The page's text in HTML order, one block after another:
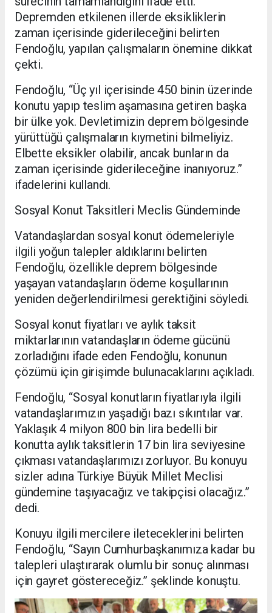
Depremden etkilenen illerde eksikliklerin
zaman içerisinde giderileceğini belirten
Fendoğlu, yapılan çalışmaların önemine dikkat
çekti.
Fendoğlu, “Üç yıl içerisinde 450 binin üzerinde
konutu yapıp teslim aşamasına getiren başka
bir ülke yok. Devletimizin deprem bölgesinde
yürüttüğü çalışmaların kıymetini bilmeliyiz.
Elbette eksikler olabilir, ancak bunların da
zaman içerisinde giderileceğine inanıyoruz.”
ifadelerini kullandı.
Sosyal Konut Taksitleri Meclis Gündeminde
Vatandaşlardan sosyal konut ödemeleriyle
ilgili yoğun talepler aldıklarını belirten
Fendoğlu, özellikle deprem bölgesinde
yaşayan vatandaşların ödeme koşullarının
yeniden değerlendirilmesi gerektiğini söyledi.
Sosyal konut fiyatları ve aylık taksit
miktarlarının vatandaşların ödeme gücünü
zorladığını ifade eden Fendoğlu, konunun
çözümü için girişimde bulunacaklarını açıkladı.
Fendoğlu, “Sosyal konutların fiyatlarıyla ilgili
vatandaşlarımızın yaşadığı bazı sıkıntılar var.
Yaklaşık 4 milyon 800 bin lira bedelli bir
konutta aylık taksitlerin 17 bin lira seviyesine
çıkması vatandaşlarımızı zorluyor. Bu konuyu
sizler adına Türkiye Büyük Millet Meclisi
gündemine taşıyacağız ve takipçisi olacağız.”
dedi.
Konuyu ilgili mercilere ileteceklerini belirten
Fendoğlu, “Sayın Cumhurbaşkanımıza kadar bu
talepleri ulaştırarak olumlu bir sonuç alınması
için gayret göstereceğiz.” şeklinde konuştu.